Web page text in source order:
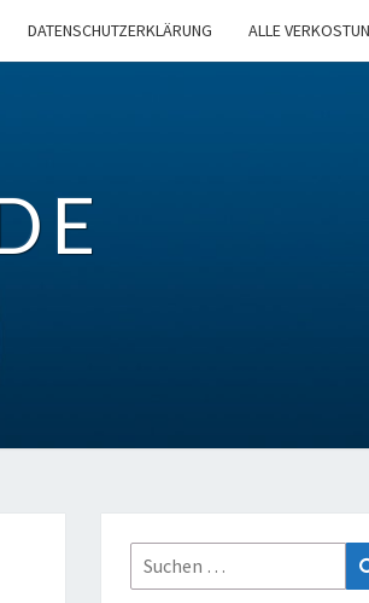
DATENSCHUTZERKLÄRUNG ALLE
Suche
nach: